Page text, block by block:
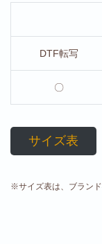
DTF転写
〇
サイズ表
※サイズ表は、ブランド